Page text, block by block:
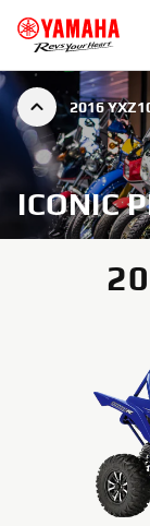
2016
ICONIC